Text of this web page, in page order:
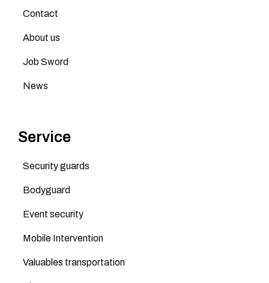
Contact
About us
Job Sword
News
Service
Security guards
Bodyguard
Event security
Mobile Intervention
Valuables transportation